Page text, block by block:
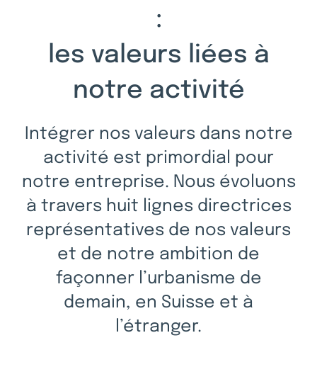
:
les valeurs liées à
notre activité
Intégrer nos valeurs dans notre
activité est primordial pour
notre entreprise. Nous évoluons
à travers huit lignes directrices
représentatives de nos valeurs
et de notre ambition de
façonner l’urbanisme de
demain, en Suisse et à
l’étranger.